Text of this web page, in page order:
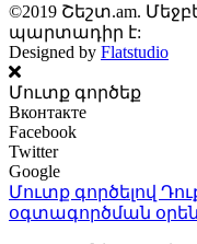
©2019 Շեշտ.am.
պարտադիր է:
Designed by Flatstudio
Մուտք գործեք
Вконтакте
Facebook
Twitter
Google
Մուտք գործելով
օգտագործման